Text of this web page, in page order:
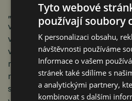
„Zámek Protivín má za sebou
vývoj od gotiky, přes renesanci,
vestavbu interiéru. V posledních
však chátral. Naším hlavním
rekonstrukce je hledání citlivého
moderním a historickým. Jsem
se původní historické věci dá
Tyto webové
používají soubory
K personalizaci obsahu,
návštěvnosti používáme
Informace o vašem
stránek také sdílíme s
a analytickými partnery,
kombinovat s dalšími